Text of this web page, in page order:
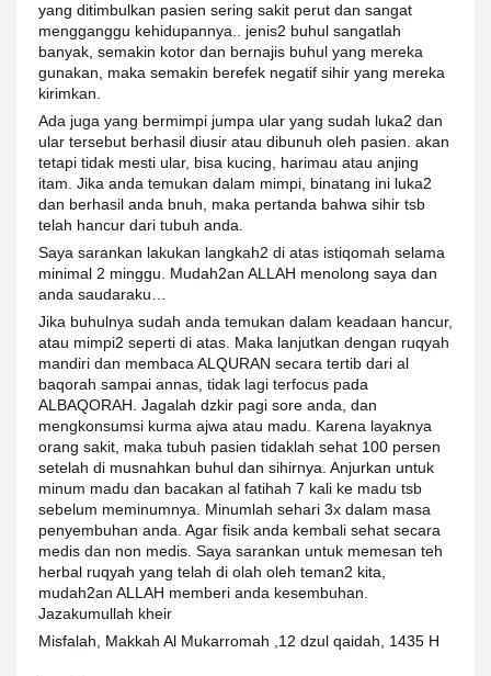
yang ditimbulkan pasien sering sakit perut dan sangat
mengganggu kehidupannya.. jenis2 buhul sangatlah
banyak, semakin kotor dan bernajis buhul yang mereka
gunakan, maka semakin berefek negatif sihir yang mereka
kirimkan.
Ada juga yang bermimpi jumpa ular yang sudah luka2 dan
ular tersebut berhasil diusir atau dibunuh oleh pasien. akan
tetapi tidak mesti ular, bisa kucing, harimau atau anjing
itam. Jika anda temukan dalam mimpi, binatang ini luka2
dan berhasil anda bnuh, maka pertanda bahwa sihir tsb
telah hancur dari tubuh anda.
Saya sarankan lakukan langkah2 di atas istiqomah selama
minimal 2 minggu. Mudah2an ALLAH menolong saya dan
anda saudaraku…
Jika buhulnya sudah anda temukan dalam keadaan hancur,
atau mimpi2 seperti di atas. Maka lanjutkan dengan ruqyah
mandiri dan membaca ALQURAN secara tertib dari al
baqorah sampai annas, tidak lagi terfocus pada
ALBAQORAH. Jagalah dzkir pagi sore anda, dan
mengkonsumsi kurma ajwa atau madu. Karena layaknya
orang sakit, maka tubuh pasien tidaklah sehat 100 persen
setelah di musnahkan buhul dan sihirnya. Anjurkan untuk
minum madu dan bacakan al fatihah 7 kali ke madu tsb
sebelum meminumnya. Minumlah sehari 3x dalam masa
penyembuhan anda. Agar fisik anda kembali sehat secara
medis dan non medis. Saya sarankan untuk memesan teh
herbal ruqyah yang telah di olah oleh teman2 kita,
mudah2an ALLAH memberi anda kesembuhan.
Jazakumullah kheir
Misfalah, Makkah Al Mukarromah ,12 dzul qaidah, 1435 H